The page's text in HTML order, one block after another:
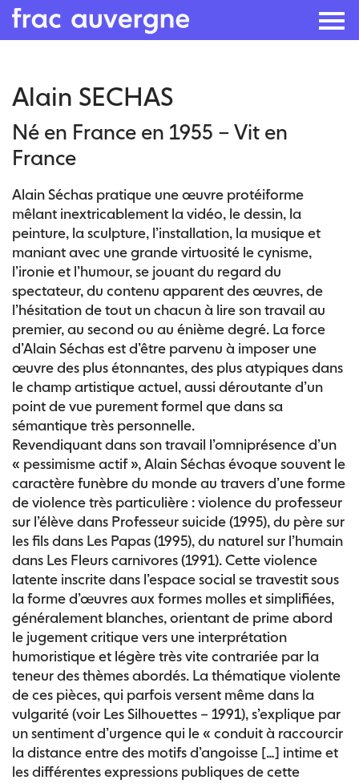
content
Alain SECHAS
Né en France en 1955 – Vit en
France
Alain Séchas pratique une œuvre protéiforme
mêlant inextricablement la vidéo, le dessin, la
peinture, la sculpture, l’installation, la musique et
maniant avec une grande virtuosité le cynisme,
l’ironie et l’humour, se jouant du regard du
spectateur, du contenu apparent des œuvres, de
l’hésitation de tout un chacun à lire son travail au
premier, au second ou au énième degré. La force
d’Alain Séchas est d’être parvenu à imposer une
œuvre des plus étonnantes, des plus atypiques dans
le champ artistique actuel, aussi déroutante d’un
point de vue purement formel que dans sa
sémantique très personnelle.
Revendiquant dans son travail l’omniprésence d’un
« pessimisme actif », Alain Séchas évoque souvent le
caractère funèbre du monde au travers d’une forme
de violence très particulière : violence du professeur
sur l’élève dans Professeur suicide (1995), du père sur
les fils dans Les Papas (1995), du naturel sur l’humain
dans Les Fleurs carnivores (1991). Cette violence
latente inscrite dans l’espace social se travestit sous
la forme d’œuvres aux formes molles et simplifiées,
généralement blanches, orientant de prime abord
le jugement critique vers une interprétation
humoristique et légère très vite contrariée par la
teneur des thèmes abordés. La thématique violente
de ces pièces, qui parfois versent même dans la
vulgarité (voir Les Silhouettes – 1991), s’explique par
un sentiment d’urgence qui le « conduit à raccourcir
la distance entre des motifs d’angoisse […] intime et
les différentes expressions publiques de cette